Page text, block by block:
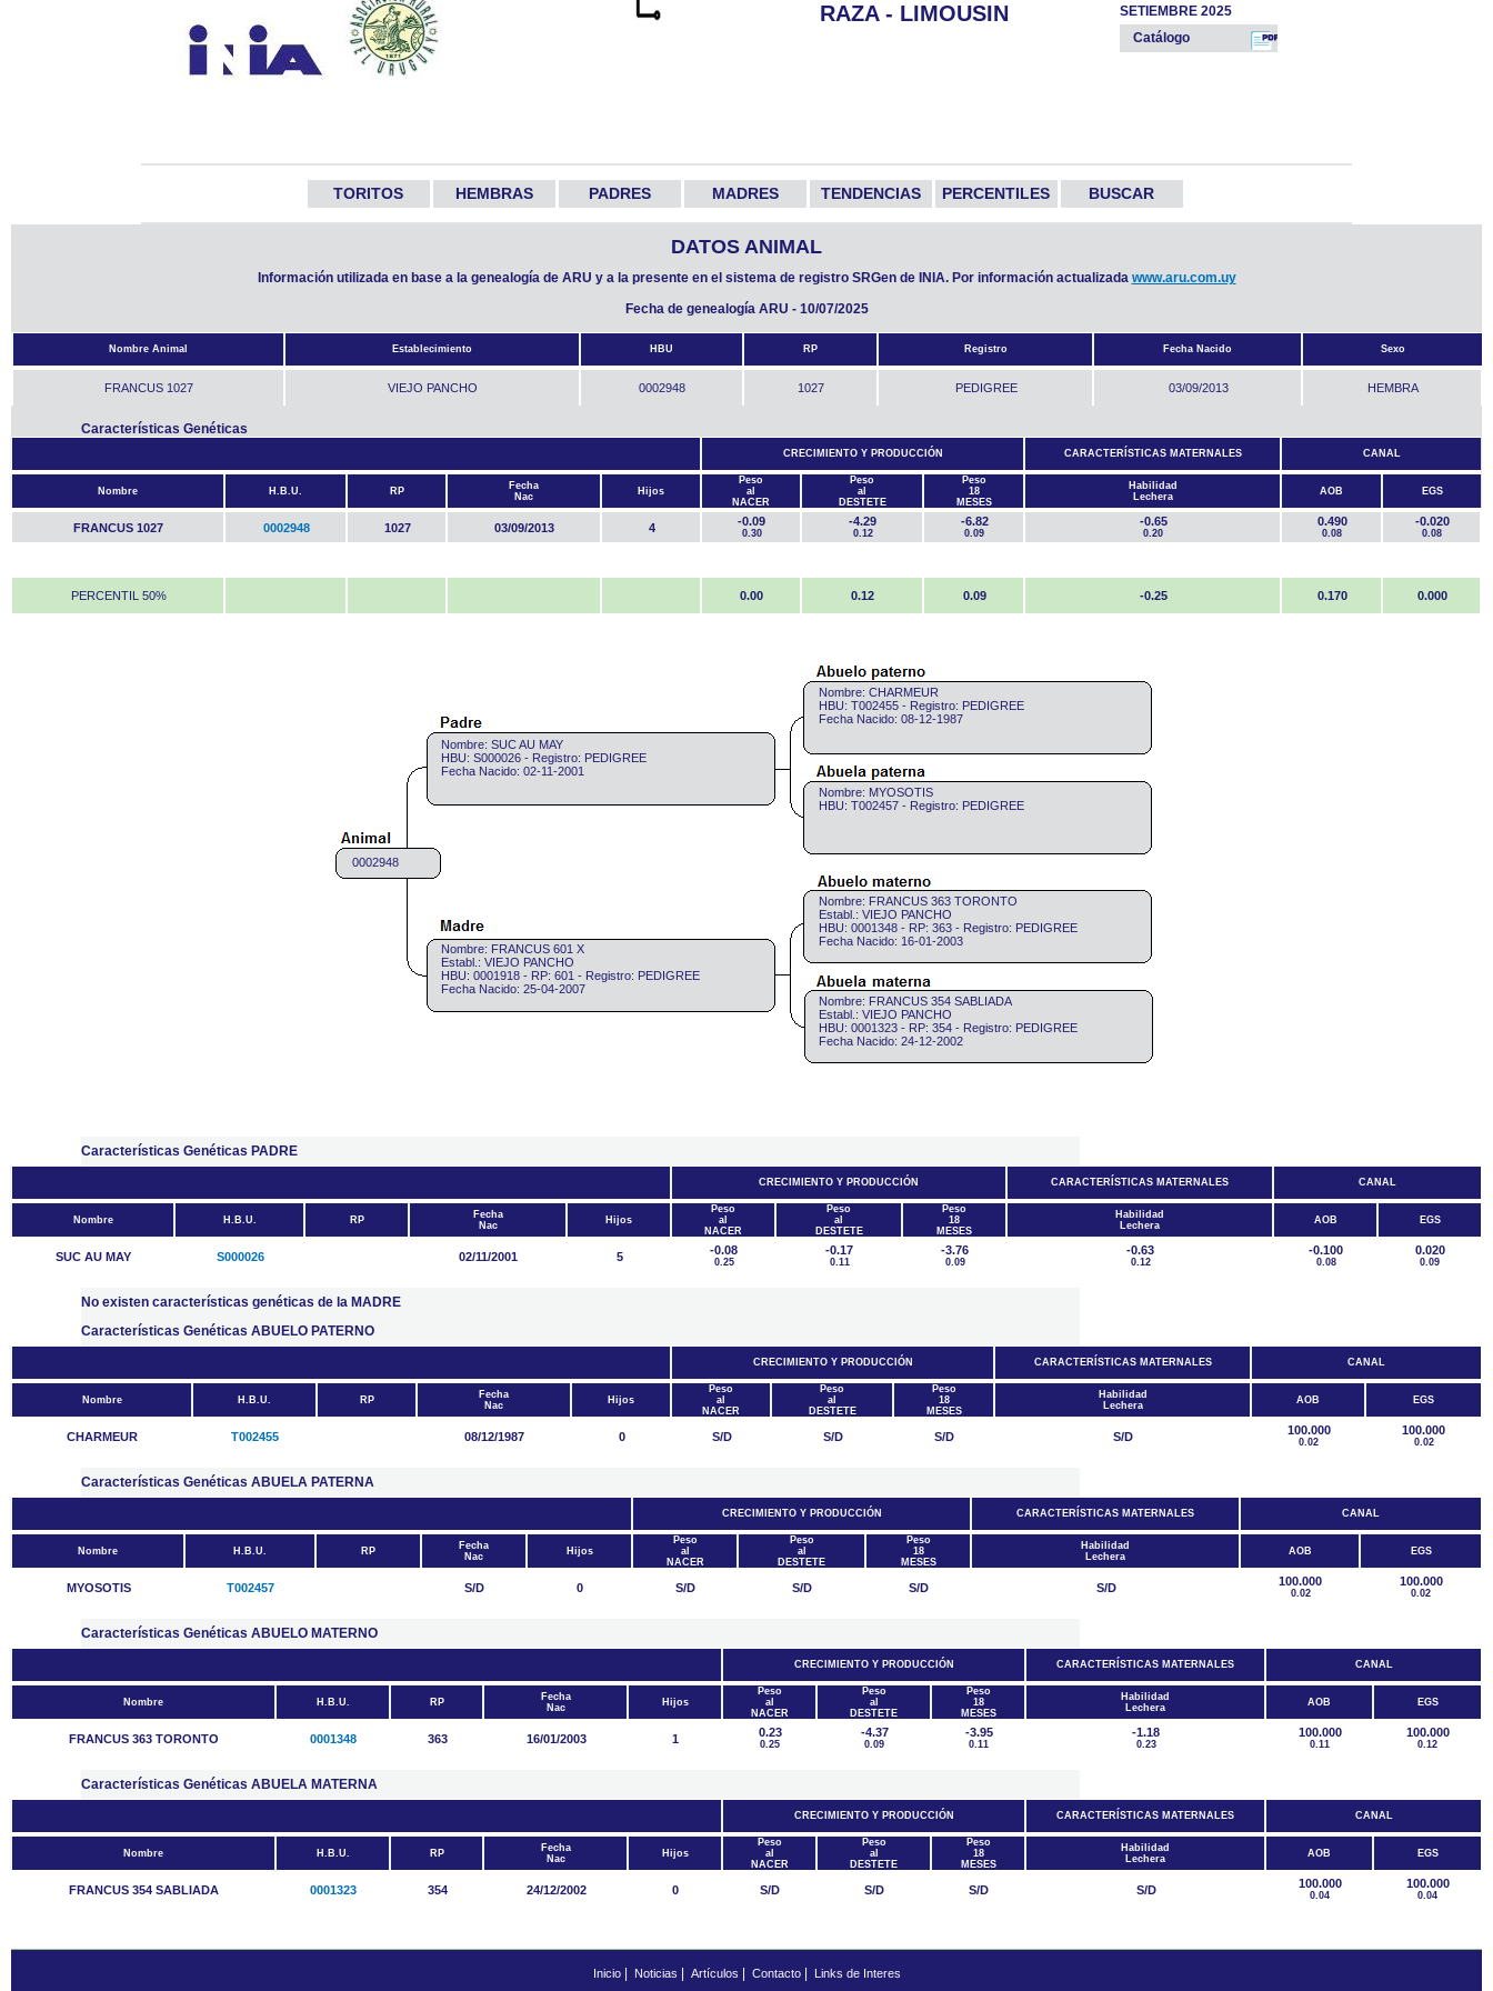
RAZA - LIMOUSIN
SETIEMBRE 2025
Catálogo
TORITOS HEMBRAS PADRES MADRES TENDENCIAS PERCENTILES BUSCAR
DATOS ANIMAL
Información utilizada en base a la genealogía de ARU y a la presente en el sistema de registro SRGen de INIA. Por información actualizada www.aru.com.uy
Fecha de genealogía ARU - 10/07/2025
Nombre Animal Establecimiento HBU RP Registro Fecha Nacido Sexo
FRANCUS 1027 VIEJO PANCHO 0002948 1027 PEDIGREE 03/09/2013 HEMBRA
Características Genéticas
CRECIMIENTO Y PRODUCCIÓN CARACTERÍSTICAS MATERNALES CANAL
Nombre H.B.U. RP
Fecha
Nac
Hijos
Peso
al
NACER
Peso
al
DESTETE
Peso
18
MESES
Habilidad
Lechera
AOB EGS
FRANCUS 1027 0002948 1027 03/09/2013 4 -0.09
0.30
-4.29
0.12
-6.82
0.09
-0.65
0.20
0.490
0.08
-0.020
0.08
PERCENTIL 50% 0.00 0.12 0.09 -0.25 0.170 0.000
0002948
Nombre: SUC AU MAY
HBU: S000026 - Registro: PEDIGREE
Fecha Nacido: 02-11-2001
Nombre: FRANCUS 601 X
Establ.: VIEJO PANCHO
HBU: 0001918 - RP: 601 - Registro: PEDIGREE
Fecha Nacido: 25-04-2007
Nombre: CHARMEUR
HBU: T002455 - Registro: PEDIGREE
Fecha Nacido: 08-12-1987
Nombre: MYOSOTIS
HBU: T002457 - Registro: PEDIGREE
Nombre: FRANCUS 363 TORONTO
Establ.: VIEJO PANCHO
HBU: 0001348 - RP: 363 - Registro: PEDIGREE
Fecha Nacido: 16-01-2003
Nombre: FRANCUS 354 SABLIADA
Establ.: VIEJO PANCHO
HBU: 0001323 - RP: 354 - Registro: PEDIGREE
Fecha Nacido: 24-12-2002
Características Genéticas PADRE
CRECIMIENTO Y PRODUCCIÓN CARACTERÍSTICAS MATERNALES CANAL
Nombre H.B.U. RP
Fecha
Nac
Hijos
Peso
al
NACER
Peso
al
DESTETE
Peso
18
MESES
Habilidad
Lechera
AOB EGS
SUC AU MAY S000026 02/11/2001 5 -0.08
0.25
-0.17
0.11
-3.76
0.09
-0.63
0.12
-0.100
0.08
0.020
0.09
No existen características genéticas de la MADRE
Características Genéticas ABUELO PATERNO
CRECIMIENTO Y PRODUCCIÓN CARACTERÍSTICAS MATERNALES CANAL
Nombre H.B.U. RP
Fecha
Nac
Hijos
Peso
al
NACER
Peso
al
DESTETE
Peso
18
MESES
Habilidad
Lechera
AOB EGS
CHARMEUR T002455 08/12/1987 0 S/D S/D S/D S/D 100.000
0.02
100.000
0.02
Características Genéticas ABUELA PATERNA
CRECIMIENTO Y PRODUCCIÓN CARACTERÍSTICAS MATERNALES CANAL
Nombre H.B.U. RP
Fecha
Nac
Hijos
Peso
al
NACER
Peso
al
DESTETE
Peso
18
MESES
Habilidad
Lechera
AOB EGS
MYOSOTIS T002457 S/D 0 S/D S/D S/D S/D 100.000
0.02
100.000
0.02
Características Genéticas ABUELO MATERNO
CRECIMIENTO Y PRODUCCIÓN CARACTERÍSTICAS MATERNALES CANAL
Nombre H.B.U. RP
Fecha
Nac
Hijos
Peso
al
NACER
Peso
al
DESTETE
Peso
18
MESES
Habilidad
Lechera
AOB EGS
FRANCUS 363 TORONTO 0001348 363 16/01/2003 1 0.23
0.25
-4.37
0.09
-3.95
0.11
-1.18
0.23
100.000
0.11
100.000
0.12
Características Genéticas ABUELA MATERNA
CRECIMIENTO Y PRODUCCIÓN CARACTERÍSTICAS MATERNALES CANAL
Nombre H.B.U. RP
Fecha
Nac
Hijos
Peso
al
NACER
Peso
al
DESTETE
Peso
18
MESES
Habilidad
Lechera
AOB EGS
FRANCUS 354 SABLIADA 0001323 354 24/12/2002 0 S/D S/D S/D S/D 100.000
0.04
100.000
0.04
Inicio| Noticias Artículos Contacto| Links de Interes